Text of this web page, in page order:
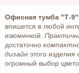
Офисная тумба "Т-9"
впишется в любой
изюминкой.
достаточно
дизайн этого
огромный выбор